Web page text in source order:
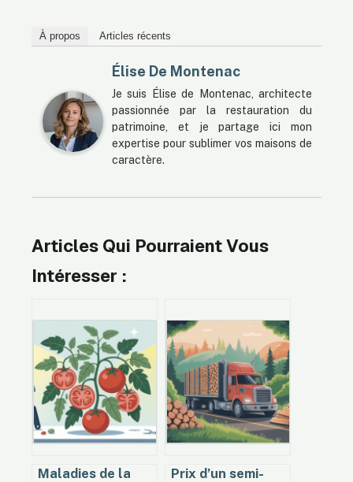
À propos Articles récents
Élise De Montenac
Je suis Élise de Montenac, architecte
passionnée par la restauration du
patrimoine, et je partage ici mon
expertise pour sublimer vos maisons de
caractère.
Articles Qui Pourraient Vous
Intéresser :
Maladies de la
Prix d’un semi-